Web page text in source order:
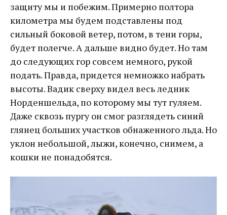
защиту мы и побежим. Примерно полтора
километра мы будем подставлены под
сильный боковой ветер, потом, в тени горы,
будет полегче. А дальше видно будет. Но там
до следующих гор совсем немного, рукой
подать. Правда, придется немножко набрать
высоты. Вадик сверху видел весь ледник
Норденшельда, по которому мы тут гуляем.
Даже сквозь пургу он смог разглядеть синий
глянец больших участков обнаженного льда. Но
уклон небольшой, лыжи, конечно, снимем, а
кошки не понадобятся.